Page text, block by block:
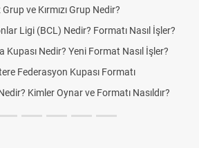
ve Kırmızı Grup Nedir?
Ligi (BCL) Nedir? Formatı Nasıl İşler?
Kupası Nedir? Yeni Format Nasıl İşler?
Federasyon Kupası Formatı
Kimler Oynar ve Formatı Nasıldır?